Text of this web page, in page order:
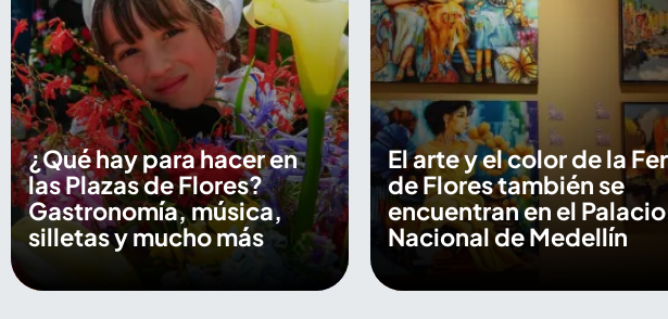
¿Qué hay para hacer en
las Plazas de Flores?
Gastronomía, música,
silletas y mucho más
El arte y el color de la
de Flores también se
encuentran en el Palacio
Nacional de Medellín